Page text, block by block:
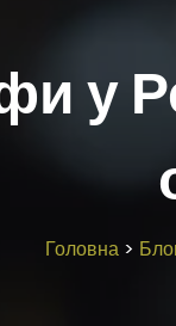
у
Головна>